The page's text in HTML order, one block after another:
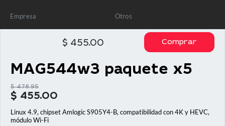
$ 455.00 Comprar
MAG544w3 paquete x5
$478.95
El
precio
original
era:
$ 455.00
precio
actual
Linux 4.9, chipset Amlogic S905Y4-B, compatibilidad con 4K y HEVC,
módulo Wi-Fi
Empresa
Blog
Preguntas frecuentes
Otros
Política de privacidad